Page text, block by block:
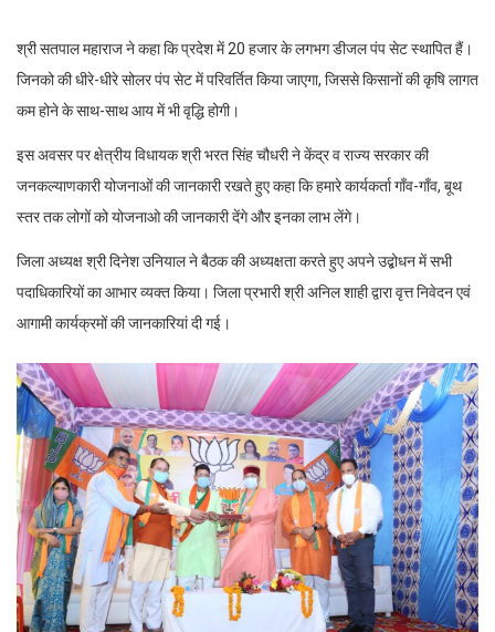
श्री सतपाल महाराज ने कहा कि प्रदेश में 20 हजार के लगभग डीजल पंप सेट स्थापित हैं।
जिनको की धीरे-धीरे सोलर पंप सेट में परिवर्तित किया जाएगा, जिससे किसानों की कृषि लागत
कम होने के साथ-साथ आय में भी वृद्धि होगी।
इस अवसर पर क्षेत्रीय विधायक श्री भरत सिंह चौधरी ने केंद्र व राज्य सरकार की
जनकल्याणकारी योजनाओं की जानकारी रखते हुए कहा कि हमारे कार्यकर्ता गाँव-गाँव, बूथ
स्तर तक लोगों को योजनाओ की जानकारी देंगे और इनका लाभ लेंगे।
जिला अध्यक्ष श्री दिनेश उनियाल ने बैठक की अध्यक्षता करते हुए अपने उद्बोधन में सभी
पदाधिकारियों का आभार व्यक्त किया। जिला प्रभारी श्री अनिल शाही द्वारा वृत्त निवेदन एवं
आगामी कार्यक्रमों की जानकारियां दी गई।